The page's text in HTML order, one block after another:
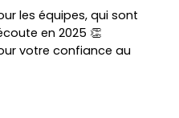
les équipes, qui sont
en 2025 👏
votre confiance au